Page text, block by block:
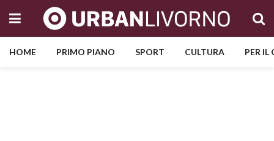
HOME PRIMO PIANO SPORT CULTURA PER